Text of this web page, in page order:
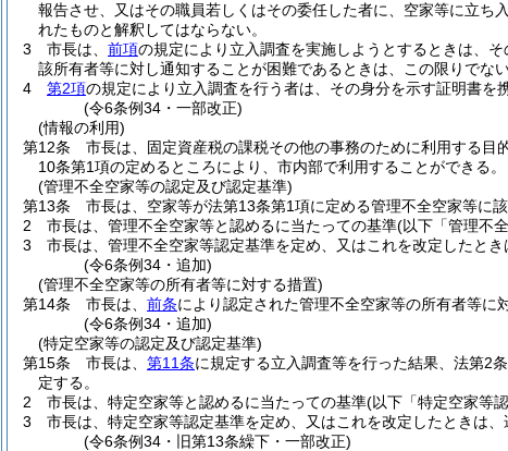
報告させ、又はその職員若しくはその委任した者に、空家等に立ち
れたものと解釈してはならない。
3
市長は、 前項の規定により立入調査を実施しようとするときは、
該所有者等に対し通知することが困難であるときは、この限りでない
4
第2項の規定により立入調査を行う者は、その身分を示す証明書を
(令6条例34・一部改正)
(情報の利用)
第12条
市長は、固定資産税の課税その他の事務のために利用する
10条第1項の定めるところにより、市内部で利用することができる。
(管理不全空家等の認定及び認定基準)
第13条
市長は、空家等が法第13条第1項に定める管理不全空家等に
2
市長は、管理不全空家等と認めるに当たっての基準(以下「管理不
3
市長は、管理不全空家等認定基準を定め、又はこれを改定したと
(令6条例34・追加)
(管理不全空家等の所有者等に対する措置)
第14条
市長は、 前条により認定された管理不全空家等の所有者等に
(令6条例34・追加)
(特定空家等の認定及び認定基準)
第15条
市長は、 第11条に規定する立入調査等を行った結果、法第2
定する。
2
市長は、特定空家等と認めるに当たっての基準(以下「特定空家等
3
市長は、特定空家等認定基準を定め、又はこれを改定したときは
(令6条例34・旧第13条繰下・一部改正)